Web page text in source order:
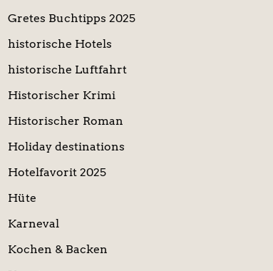
Gretes Buchtipps 2025
historische Hotels
historische Luftfahrt
Historischer Krimi
Historischer Roman
Holiday destinations
Hotelfavorit 2025
Hüte
Karneval
Kochen & Backen